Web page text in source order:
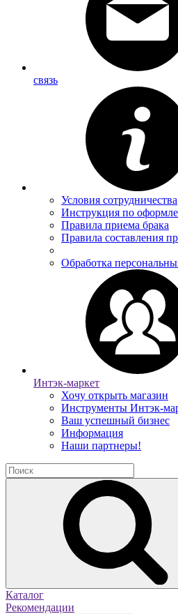
связь
Условия сотрудничества
Инструкция по
Правила приема брака
Правила составления
Обработка
Интэк-маркет
Хочу открыть магазин
Инструменты Интэк-
Ваш успешный бизнес
Информация
Наши партнеры!
Каталог
Рекомендации